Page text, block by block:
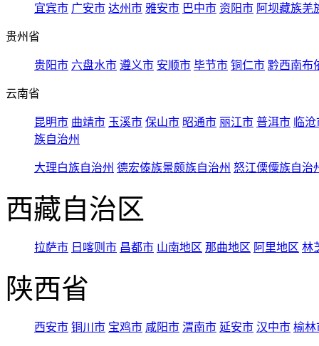
宜宾市 广安市 达州市 雅安市 巴中市 资阳市 阿坝藏族羌
贵州省
贵阳市 六盘水市 遵义市 安顺市 毕节市 铜仁市 黔西南布
云南省
昆明市 曲靖市 玉溪市 保山市 昭通市 丽江市 普洱市 临
族自治州
大理白族自治州 德宏傣族景颇族自治州 怒江傈僳族自治
西藏自治区
拉萨市 日喀则市 昌都市 山南地区 那曲地区 阿里地区 林
陕西省
西安市 铜川市 宝鸡市 咸阳市 渭南市 延安市 汉中市 榆林